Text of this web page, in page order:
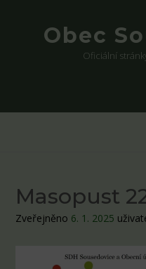
Obec
Oficiální
Masopust
Zveřejněno 6. 1. 2025